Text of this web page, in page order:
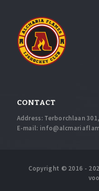
CONTACT
Address: Terborchlaan
E-mail:
Copyright © 2016 -